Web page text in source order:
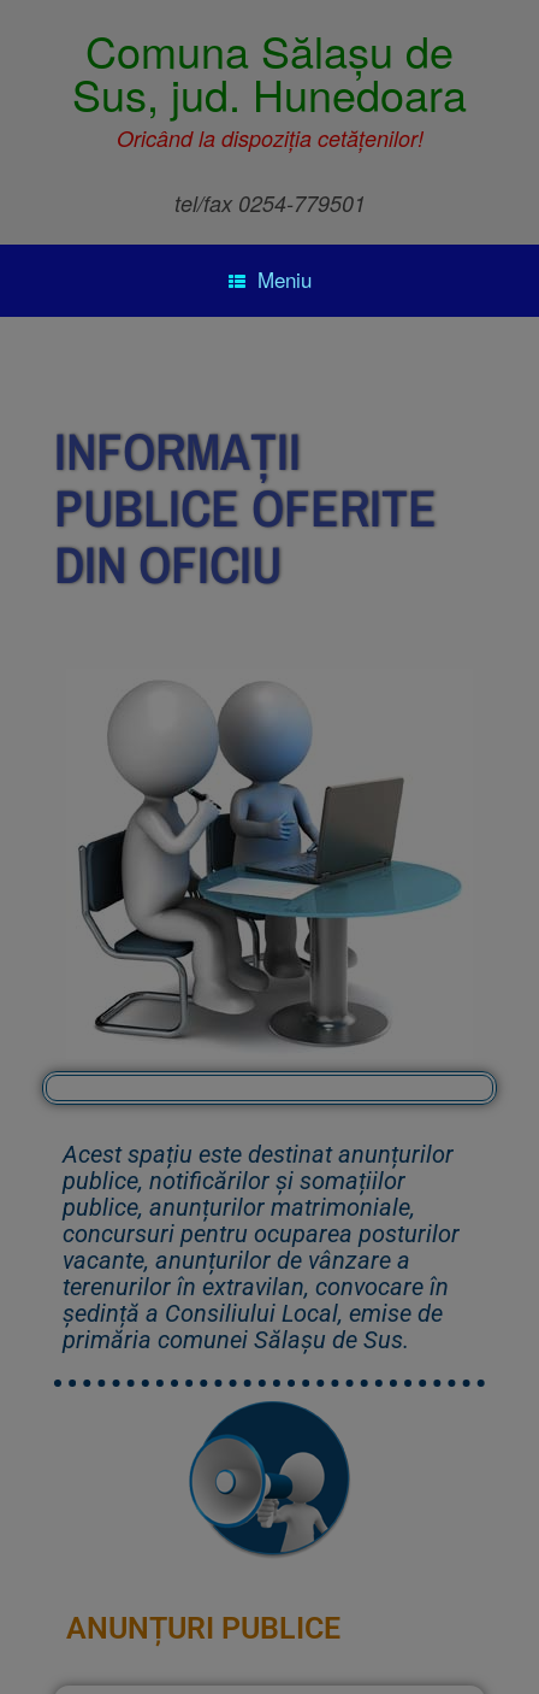
Comuna Sălașu de
Sus, jud. Hunedoara
Oricând la dispoziția cetățenilor!
tel/fax 0254-779501
Meniu
INFORMAȚII
PUBLICE OFERITE
DIN OFICIU
Acest spațiu este destinat anunțurilor
publice, notificărilor și somațiilor
publice, anunțurilor matrimoniale,
concursuri pentru ocuparea posturilor
vacante, anunțurilor de vânzare a
terenurilor în extravilan, convocare în
ședință a Consiliului Local, emise de
primăria comunei Sălașu de Sus.
ANUNȚURI PUBLICE